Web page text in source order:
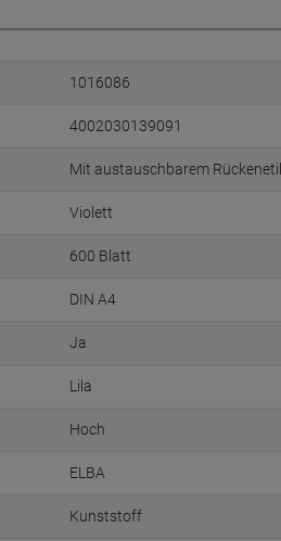
1016086
4002030139091
Mit austauschbarem
Violett
600 Blatt
DIN A4
Ja
Lila
Hoch
ELBA
Kunststoff